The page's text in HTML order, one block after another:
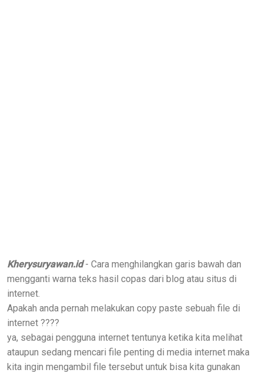
Kherysuryawan.id- Cara menghilangkan garis bawah dan
mengganti warna teks hasil copas dari blog atau situs di
internet.
Apakah anda pernah melakukan copy paste sebuah file di
internet ????
ya, sebagai pengguna internet tentunya ketika kita melihat
ataupun sedang mencari file penting di media internet maka
kita ingin mengambil file tersebut untuk bisa kita gunakan